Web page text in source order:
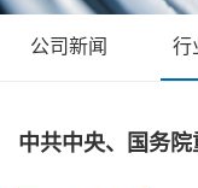
公司新闻 行
中共中央、国务院